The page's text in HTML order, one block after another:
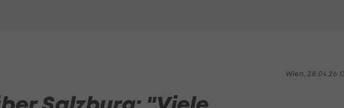
Wien, 28.04.26